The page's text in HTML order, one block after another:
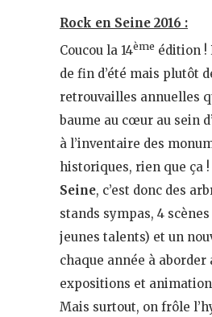
Rock en Seine 2016 :
Coucou la 14ème édition !
de fin d’été mais plutôt
retrouvailles annuelles
baume au cœur au sein
à l’inventaire des
historiques, rien que ça !
Seine, c’est donc des
stands sympas, 4
jeunes talents) et un
chaque année à aborder
expositions et
Mais surtout, on frôle